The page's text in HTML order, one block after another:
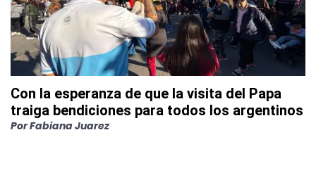
Con la esperanza de que la visita del Papa
traiga bendiciones para todos los argentinos
PorFabiana Juarez